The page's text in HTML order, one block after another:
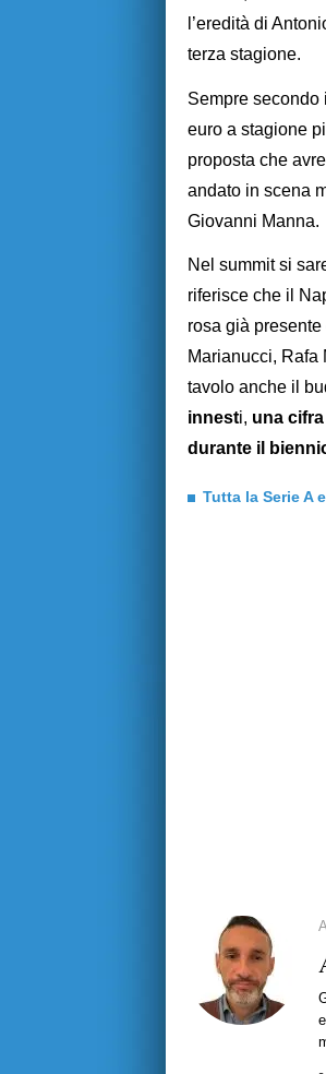
l’eredità di
terza stagione.
Sempre secondo
euro a stagione
proposta che
andato in scena
Giovanni Manna.
Nel summit si
riferisce che il
rosa già
Marianucci, Rafa
tavolo anche il
innesti, una
durante il
Tutta la Serie A